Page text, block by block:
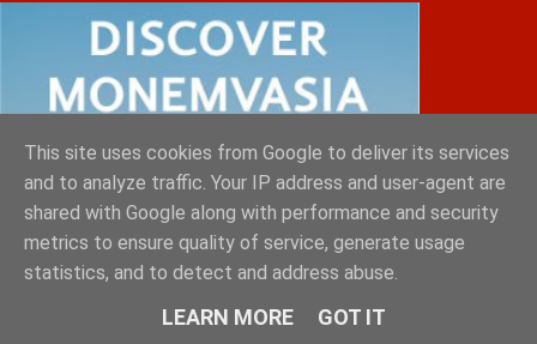
This site uses cookies from Google to deliver its services
and to analyze traffic. Your IP address and user-agent are
shared with Google along with performance and security
metrics to ensure quality of service, generate usage
statistics, and to detect and address abuse.
LEARN MORE GOT IT